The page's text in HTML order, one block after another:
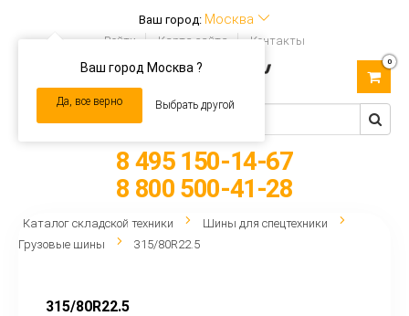
Ваш город: Москва
Ваш город Москва ?
Да, все верно Выбрать другой
Войти Карта сайта Контакты
navigation
0
8 495 150-14-67
8 800 500-41-28
Каталог складской техники
Шины для спецтехники
Грузовые шины
315/80R22.5
315/80R22.5